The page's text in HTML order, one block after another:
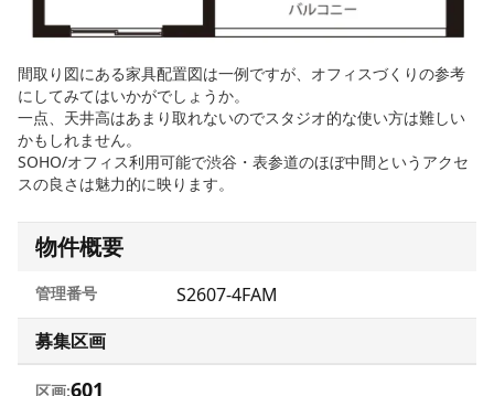
間取り図にある家具配置図は一例ですが、オフィスづくりの参考
にしてみてはいかがでしょうか。
一点、天井高はあまり取れないのでスタジオ的な使い方は難しい
かもしれません。
SOHO/オフィス利用可能で渋谷・表参道のほぼ中間というアクセ
スの良さは魅力的に映ります。
物件概要
管理番号
S2607-4FAM
募集区画
区画:601